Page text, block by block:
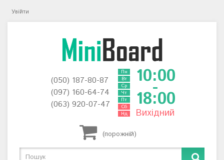
Увійти
(порожній)
(050) 187-80-87
(097) 160-64-74
(063) 920-07-47
Пн
Вт
Ср
Чт
Пт
Сб
Нд
10:00
-
18:00
Вихідний